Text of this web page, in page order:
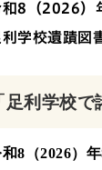
和8（2026）
学校遺蹟図
利学校で
8（2026）